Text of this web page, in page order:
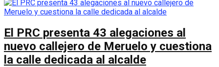
El PRC presenta 43 alegaciones al
nuevo callejero de Meruelo y cuestiona
la calle dedicada al alcalde